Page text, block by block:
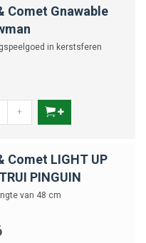
Comet Gnawable
in kerstsferen
+
Comet LIGHT UP
PINGUIN
van 48 cm